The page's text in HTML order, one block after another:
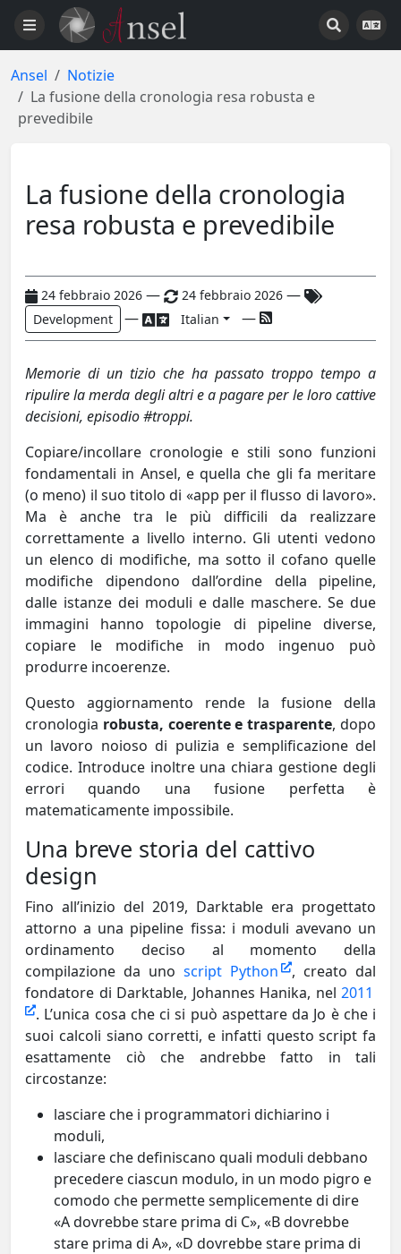
Ansel
Notizie
La fusione della cronologia resa robusta e
prevedibile
La fusione della cronologia
resa robusta e prevedibile
24 febbraio 2026 — 24 febbraio 2026 —
Development — Italian —
Memorie di un tizio che ha passato troppo tempo a
ripulire la merda degli altri e a pagare per le loro cattive
decisioni, episodio #troppi.
Copiare/incollare cronologie e stili sono funzioni
fondamentali in Ansel, e quella che gli fa meritare
(o meno) il suo titolo di «app per il flusso di lavoro».
Ma è anche tra le più difficili da realizzare
correttamente a livello interno. Gli utenti vedono
un elenco di modifiche, ma sotto il cofano quelle
modifiche dipendono dall’ordine della pipeline,
dalle istanze dei moduli e dalle maschere. Se due
immagini hanno topologie di pipeline diverse,
copiare le modifiche in modo ingenuo può
produrre incoerenze.
Questo aggiornamento rende la fusione della
cronologia robusta, coerente e trasparente, dopo
un lavoro noioso di pulizia e semplificazione del
codice. Introduce inoltre una chiara gestione degli
errori quando una fusione perfetta è
matematicamente impossibile.
Una breve storia del cattivo
design
Fino all’inizio del 2019, Darktable era progettato
attorno a una pipeline fissa: i moduli avevano un
ordinamento deciso al momento della
compilazione da uno script Python
, creato dal
fondatore di Darktable, Johannes Hanika, nel 2011
. L’unica cosa che ci si può aspettare da Jo è che i
suoi calcoli siano corretti, e infatti questo script fa
esattamente ciò che andrebbe fatto in tali
circostanze:
lasciare che i programmatori dichiarino i
moduli,
lasciare che definiscano quali moduli debbano
precedere ciascun modulo, in un modo pigro e
comodo che permette semplicemente di dire
«A dovrebbe stare prima di C», «B dovrebbe
stare prima di A», «D dovrebbe stare prima di